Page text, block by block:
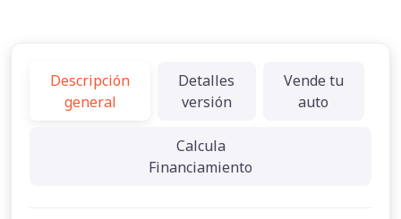
Descripción
general
Detalles
versión
Vende tu
auto
Calcula
Financiamiento